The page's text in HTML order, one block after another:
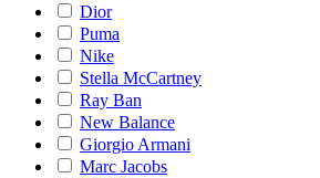
Dior
Puma
Nike
Stella McCartney
Ray Ban
New Balance
Giorgio Armani
Marc Jacobs